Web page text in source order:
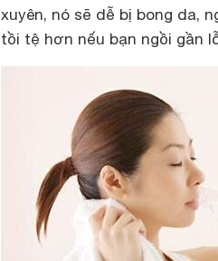
xuyên, nó sẽ dễ bị bong da,
tồi tệ hơn nếu bạn ngồi gần